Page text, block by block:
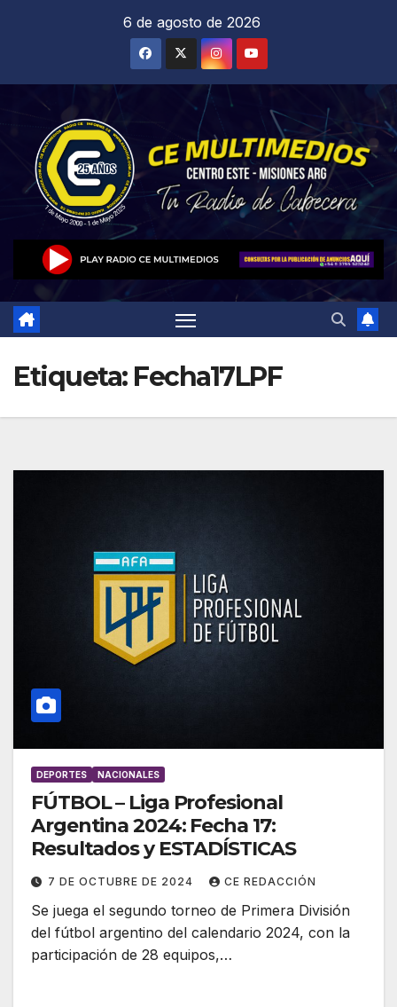
6 de agosto de 2026
Etiqueta: Fecha17LPF
DEPORTES NACIONALES
FÚTBOL – Liga Profesional
Argentina 2024: Fecha 17:
Resultados y ESTADÍSTICAS
7 DE OCTUBRE DE 2024 CE REDACCIÓN
Se juega el segundo torneo de Primera División
del fútbol argentino del calendario 2024, con la
participación de 28 equipos,…